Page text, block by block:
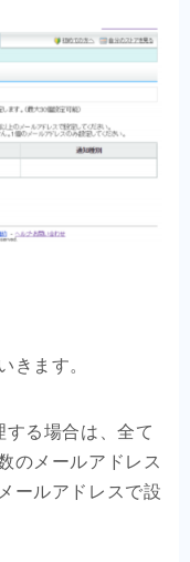
る場合は、全て
のメールアドレス
ールアドレスで設